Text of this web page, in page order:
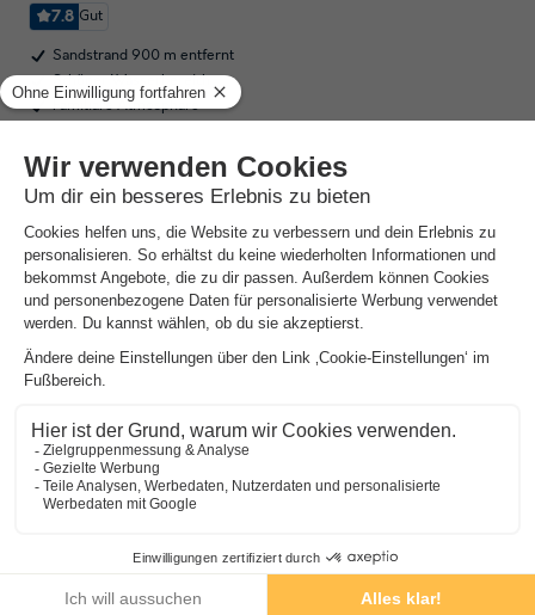
7.8 Gut
Sandstrand 900 m entfernt
Schöner Wasserbereich
Familiäre Atmosphäre
Preise anzeigen
Poitou-charentes,Saint Georges D'oléron Lage